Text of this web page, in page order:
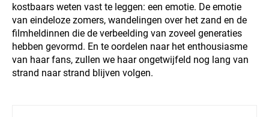
kostbaars weten vast te leggen: een emotie. De emotie
van eindeloze zomers, wandelingen over het zand en de
filmheldinnen die de verbeelding van zoveel generaties
hebben gevormd. En te oordelen naar het enthousiasme
van haar fans, zullen we haar ongetwijfeld nog lang van
strand naar strand blijven volgen.